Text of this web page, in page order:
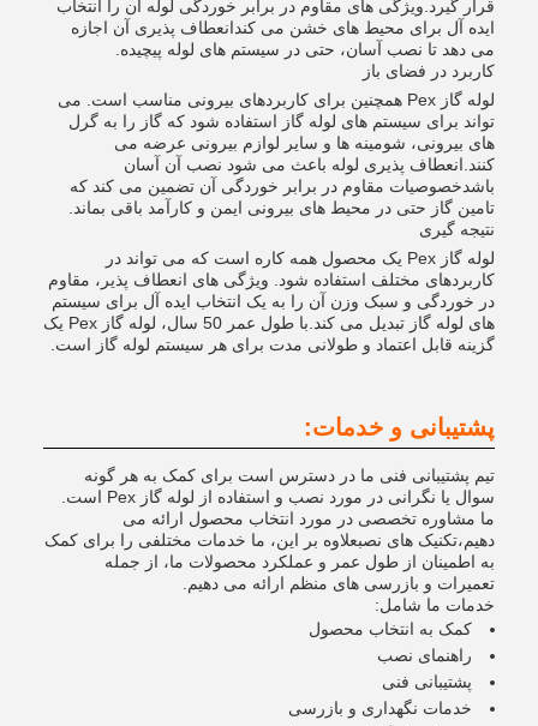
قرار گیرد.ویژگی های مقاوم در برابر خوردگی لوله آن را انتخاب
ایده آل برای محیط های خشن می کندانعطاف پذیری آن اجازه
می دهد تا نصب آسان، حتی در سیستم های لوله پیچیده.
کاربرد در فضای باز
لوله گاز Pex همچنین برای کاربردهای بیرونی مناسب است. می
تواند برای سیستم های لوله گاز استفاده شود که گاز را به گرل
های بیرونی، شومینه ها و سایر لوازم بیرونی عرضه می
کنند.انعطاف پذیری لوله باعث می شود نصب آن آسان
باشدخصوصیات مقاوم در برابر خوردگی آن تضمین می کند که
تامین گاز حتی در محیط های بیرونی ایمن و کارآمد باقی بماند.
نتیجه گیری
لوله گاز Pex یک محصول همه کاره است که می تواند در
کاربردهای مختلف استفاده شود. ویژگی های انعطاف پذیر، مقاوم
در خوردگی و سبک وزن آن را به یک انتخاب ایده آل برای سیستم
های لوله گاز تبدیل می کند.با طول عمر 50 سال، لوله گاز Pex یک
گزینه قابل اعتماد و طولانی مدت برای هر سیستم لوله گاز است.
پشتیبانی و خدمات:
تیم پشتیبانی فنی ما در دسترس است برای کمک به هر گونه
سوال یا نگرانی در مورد نصب و استفاده از لوله گاز Pex است.
ما مشاوره تخصصی در مورد انتخاب محصول ارائه می
دهیم،تکنیک های نصبعلاوه بر این، ما خدمات مختلفی را برای کمک
به اطمینان از طول عمر و عملکرد محصولات ما، از جمله
تعمیرات و بازرسی های منظم ارائه می دهیم.
خدمات ما شامل:
کمک به انتخاب محصول
راهنمای نصب
پشتیبانی فنی
خدمات نگهداری و بازرسی